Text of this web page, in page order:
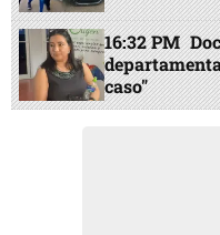
16:32 PM
caso"